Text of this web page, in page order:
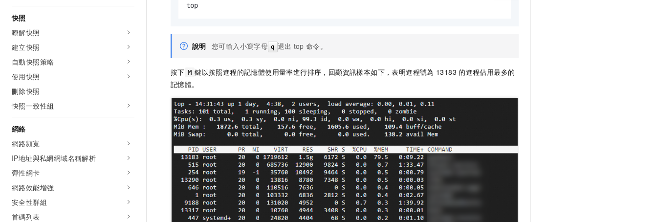
快照
瞭解快照
建立快照
自動快照策略
使用快照
刪除快照
快照一致性組
網絡
網路頻寬
IP地址與私網網域名稱解析
彈性網卡
網路效能增強
安全性群組
首碼列表
top
說明 您可輸入小寫字母 q 退出 top 命令。
按下 M 鍵以按照進程的記憶體使用量率進行排序，回顯資訊樣本如下，表明進程號為 13183 的進程佔用最多的
記憶體。